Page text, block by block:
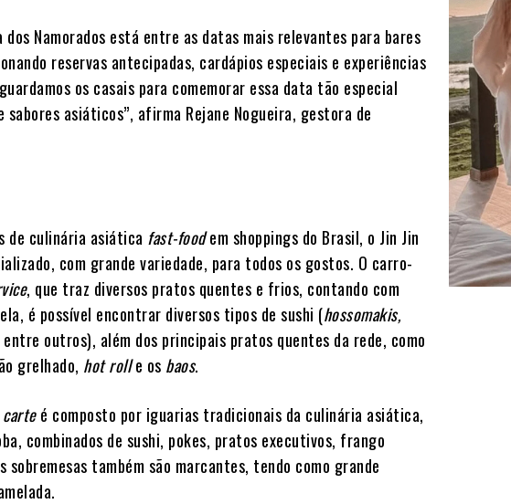
dos Namorados está entre as datas mais relevantes para bares
reservas antecipadas, cardápios especiais e experiências
os casais para comemorar essa data tão especial
sabores asiáticos”, afirma Rejane Nogueira, gestora de
de culinária asiática fast-foodem shoppings do Brasil, o Jin Jin
com grande variedade, para todos os gostos. O carro-
, que traz diversos pratos quentes e frios, contando com
é possível encontrar diversos tipos de sushi (hossomakis,
outros), além dos principais pratos quentes da rede, como
grelhado, hot rolle os baos.
carteé composto por iguarias tradicionais da culinária asiática,
combinados de sushi, pokes, pratos executivos, frango
sobremesas também são marcantes, tendo como grande